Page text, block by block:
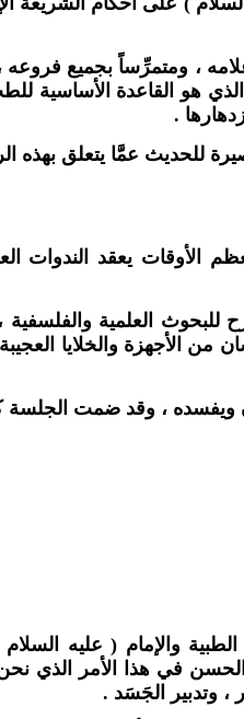
، ومتمرِّساً بجميع فروعه
الذي هو القاعدة الأساسية
.
للحديث عمَّا يتعلق بهذه
الأوقات يعقد الندوات
للبحوث العلمية
من الأجهزة والخلايا
، وقد ضمت الجلسة
والإمام ( عليه
الحسن في هذا الأمر الذي
، وتدبير الجَسَد .